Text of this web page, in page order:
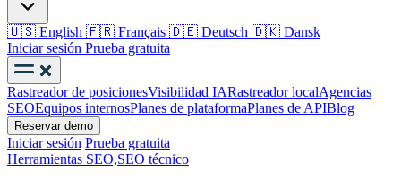
🇺🇸 English 🇫🇷 Français 🇩🇪 Deutsch 🇩🇰 Dansk
Iniciar sesión Prueba gratuita
Rastreador de posicionesVisibilidad IARastreador localAgencias
SEOEquipos internosPlanes de plataformaPlanes de APIBlog
Reservar demo
Iniciar sesión Prueba gratuita
Herramientas SEO,SEO técnico